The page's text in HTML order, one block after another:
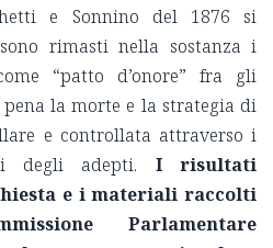
e Sonnino del 1876 si
rimasti nella sostanza i
“patto d’onore” fra gli
la morte e la strategia di
e controllata attraverso i
degli adepti. I risultati
e i materiali raccolti
Parlamentare